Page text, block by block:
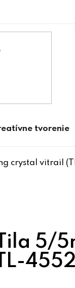
tvorenie
crystal vitrail
5/